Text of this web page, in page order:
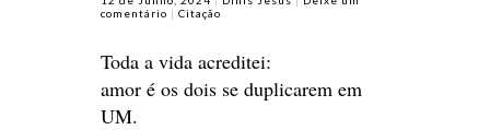
comentário
Citação
Toda a vida acreditei:
amor é os dois se duplicarem em
UM.